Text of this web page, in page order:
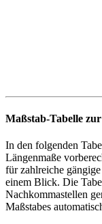
Maßstab-Tabelle
In den folgenden
Längenmaße
für zahlreiche
einem Blick. Die
Nachkommastellen
Maßstabes